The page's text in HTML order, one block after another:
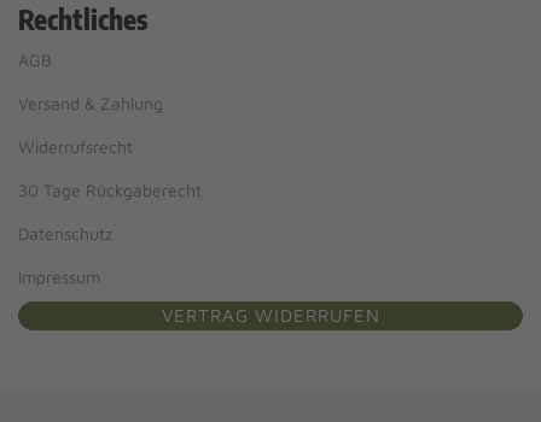
Rechtliches
AGB
Versand & Zahlung
Widerrufsrecht
30 Tage Rückgaberecht
Datenschutz
Impressum
VERTRAG WIDERRUFEN